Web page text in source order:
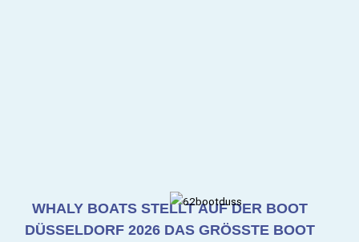
WHALY BOATS STELLT AUF DER BOOT
DÜSSELDORF 2026 DAS GRÖSSTE BOOT A